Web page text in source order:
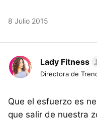
8 Julio 2015
Lady Fitness
Directora de
Que el esfuerzo es
que salir de nuestra